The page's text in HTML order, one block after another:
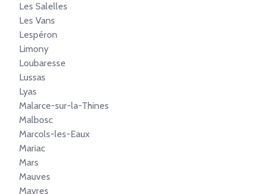
Les Salelles
Les Vans
Lespéron
Limony
Loubaresse
Lussas
Lyas
Malarce-sur-la-Thines
Malbosc
Marcols-les-Eaux
Mariac
Mars
Mauves
Mayres